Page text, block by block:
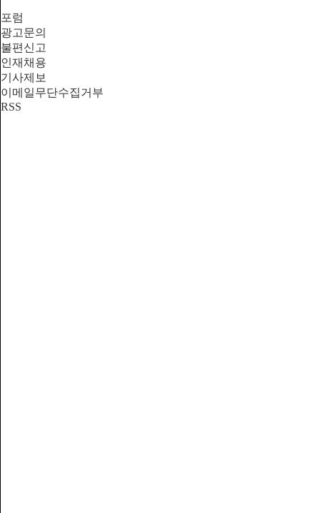
포럼
광고문의
불편신고
인재채용
기사제보
이메일무단수집거부
RSS